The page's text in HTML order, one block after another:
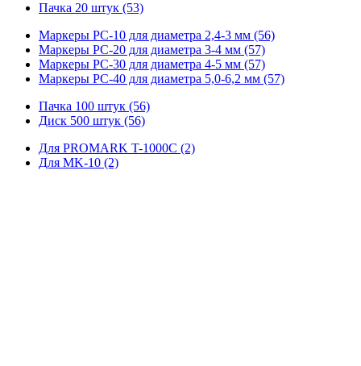
Пачка 20 штук (53)
Маркеры PC-10 для диаметра 2,4-3 мм (56)
Маркеры PC-20 для диаметра 3-4 мм (57)
Маркеры PC-30 для диаметра 4-5 мм (57)
Маркеры PC-40 для диаметра 5,0-6,2 мм (57)
Пачка 100 штук (56)
Диск 500 штук (56)
Для PROMARK T-1000C (2)
Для MK-10 (2)